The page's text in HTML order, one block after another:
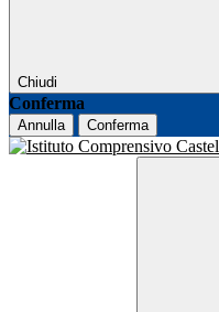
Chiudi
Conferma
Annulla Conferma